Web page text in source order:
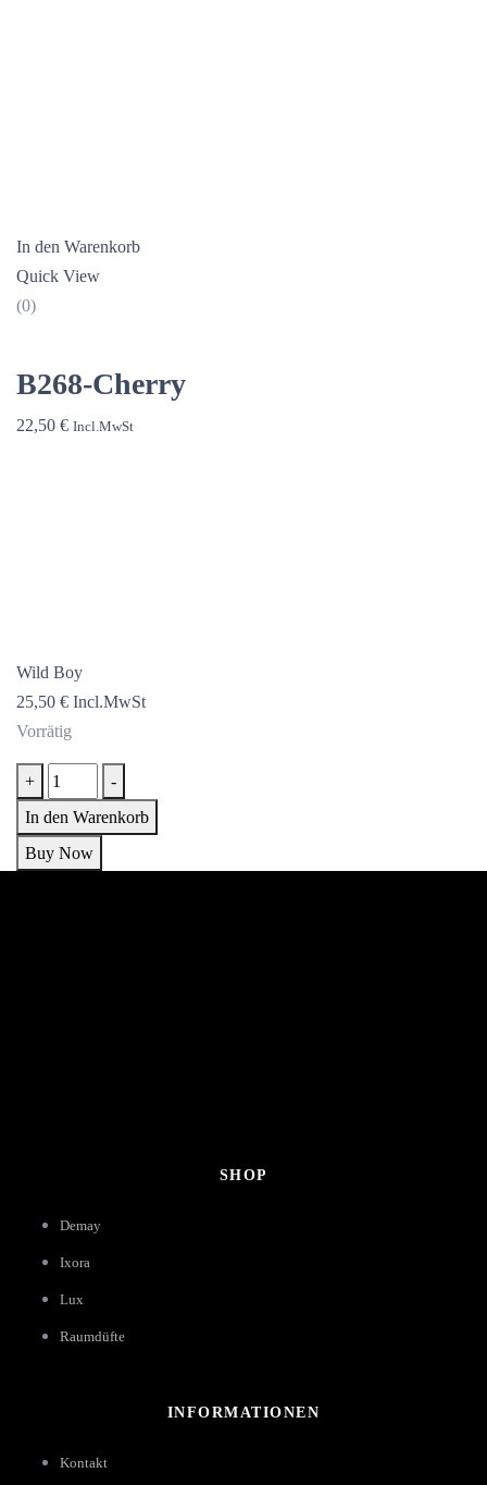
In den Warenkorb
Quick View
(0)
B268-Cherry
22,50 € Incl.MwSt
Wild Boy
25,50 € Incl.MwSt
Vorrätig
+
Wild
Boy
Menge
-
In den Warenkorb
Buy Now
SHOP
Demay
Ixora
Lux
Raumdüfte
INFORMATIONEN
Kontakt